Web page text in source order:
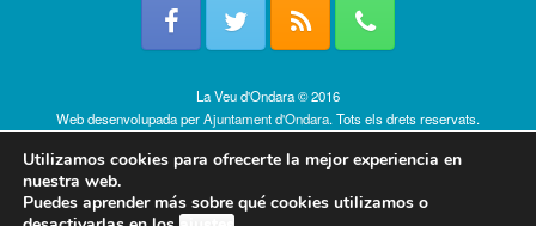
La Veu d'Ondara © 2016
Web desenvolupada perAjuntament d'Ondara. Tots els drets reservats.
Utilizamos cookies para ofrecerte la mejor experiencia en
nuestra web.
Puedes aprender más sobre qué cookies utilizamos o